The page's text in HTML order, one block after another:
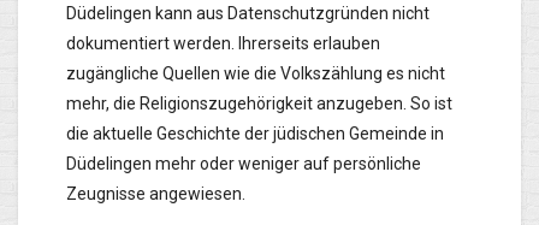
Düdelingen kann aus Datenschutzgründen nicht
dokumentiert werden. Ihrerseits erlauben
zugängliche Quellen wie die Volkszählung es nicht
mehr, die Religionszugehörigkeit anzugeben. So ist
die aktuelle Geschichte der jüdischen Gemeinde in
Düdelingen mehr oder weniger auf persönliche
Zeugnisse angewiesen.